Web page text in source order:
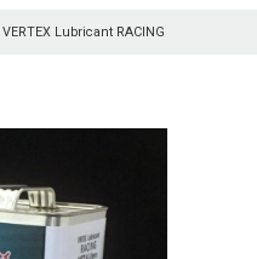
VERTEX Lubricant RACING